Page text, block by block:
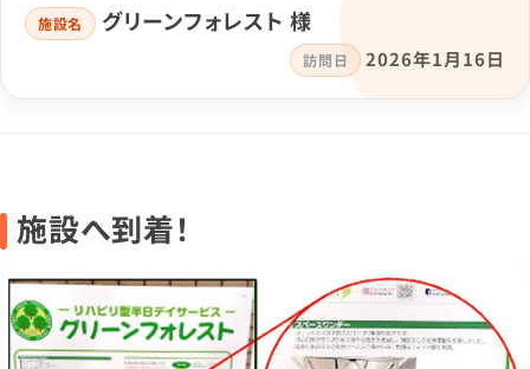
施設名 グリーンフォレスト 様
訪問日 2026年1月16日
施設へ到着！